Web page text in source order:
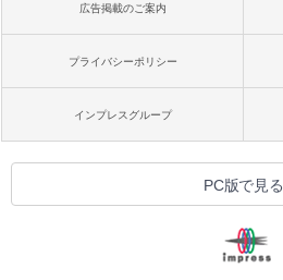
広告掲載のご案内
プライバシーポリシー
インプレスグループ
PC版で見る